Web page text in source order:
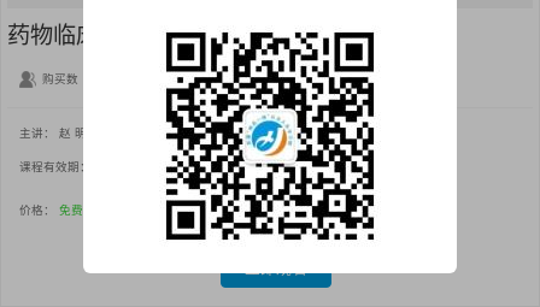
药物临床试验质量管理规范
购买数 课时数 1
主讲： 赵 明
课程有效期： 从购买之日起3650天
价格： 免费